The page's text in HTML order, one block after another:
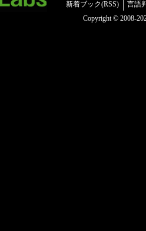
新着ブック(RSS)
言語
Copyright © 2008-